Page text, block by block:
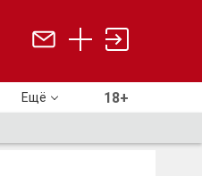
Ещё 18+